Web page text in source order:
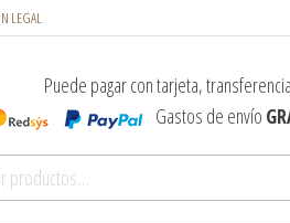
LEGAL
Puede pagar con tarjeta,
Gastos de envío